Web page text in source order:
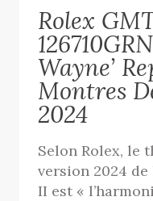
Rolex
Wayne’
Montres
2024
Selon Rolex, le
version 2024
II est «